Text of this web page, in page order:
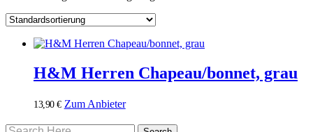
H&M Herren Chapeau/bonnet, grau
13,90€ Zum Anbieter